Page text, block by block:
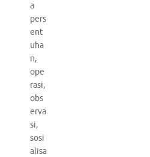
a
pers
ent
uha
n,
ope
rasi,
obs
erva
si,
sosi
alisa